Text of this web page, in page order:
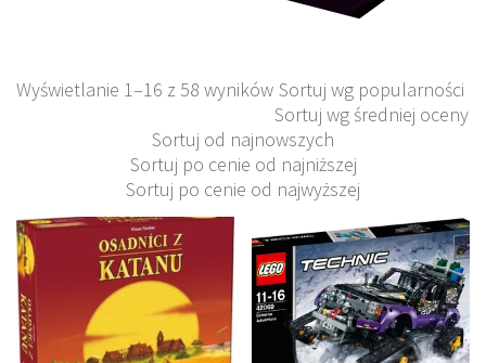
Wyświetlanie 1–16 z 58 wyników Sortuj wg popularności
Sortuj wg średniej oceny
Sortuj od najnowszych
Sortuj po cenie od najniższej
Sortuj po cenie od najwyższej